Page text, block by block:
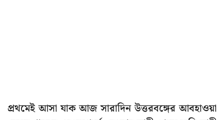
প্রথমেই আসা যাক আজ সারাদিন উত্তরবঙ্গের আবহাওয়া